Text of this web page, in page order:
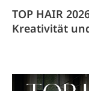
TOP HAIR
Kreativität